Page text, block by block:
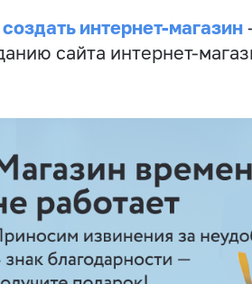
интернет-магазин
сайта интернет-